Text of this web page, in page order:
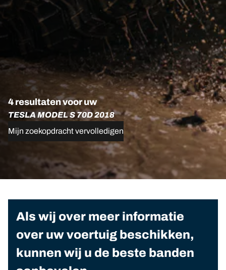
4 resultaten voor uw
TESLA MODEL S 70D 2018
Mijn zoekopdracht vervolledigen
Als wij over meer informatie
over uw voertuig beschikken,
kunnen wij u de beste banden